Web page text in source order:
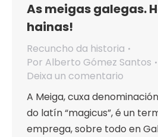
As meigas galegas.
hainas!
Recuncho da historia
Por Alberto Gómez Santos
Deixa un comentario
A Meiga, cuxa
do latín “magicus”, é un
emprega, sobre todo en